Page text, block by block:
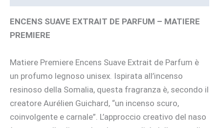
ENCENS SUAVE EXTRAIT DE PARFUM – MATIERE
PREMIERE
Matiere Premiere Encens Suave Extrait de Parfum è
un profumo legnoso unisex. Ispirata all’incenso
resinoso della Somalia, questa fragranza è, secondo il
creatore Aurélien Guichard, “un incenso scuro,
coinvolgente e carnale”. L’approccio creativo del naso